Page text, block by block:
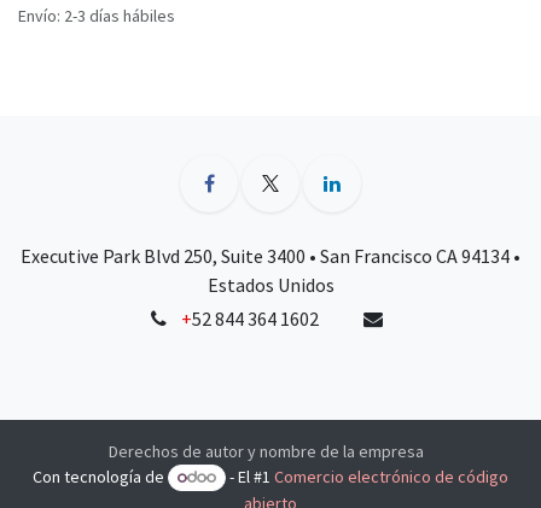
Envío: 2-3 días hábiles
Executive Park Blvd 250, Suite 3400 • San Francisco CA 94134 •
Estados Unidos
+52 844 364 1602
Derechos de autor y nombre de la empresa
Con tecnología de
- El #1Comercio electrónico de código
abierto